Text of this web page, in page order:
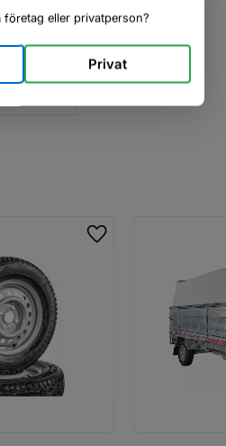
Lägg till i favoriter
eller privatperson?
Privat